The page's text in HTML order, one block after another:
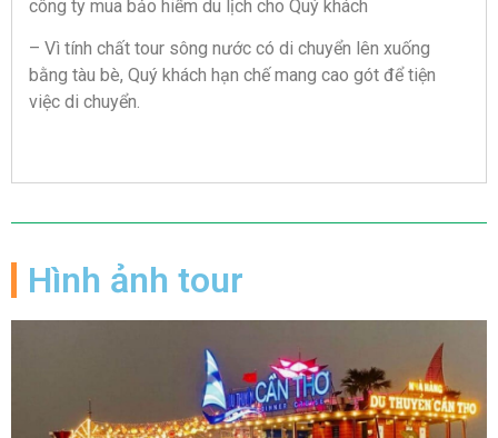
công ty mua bảo hiểm du lịch cho Quý khách
– Vì tính chất tour sông nước có di chuyển lên xuống
bằng tàu bè, Quý khách hạn chế mang cao gót để tiện
việc di chuyển.
Hình ảnh tour